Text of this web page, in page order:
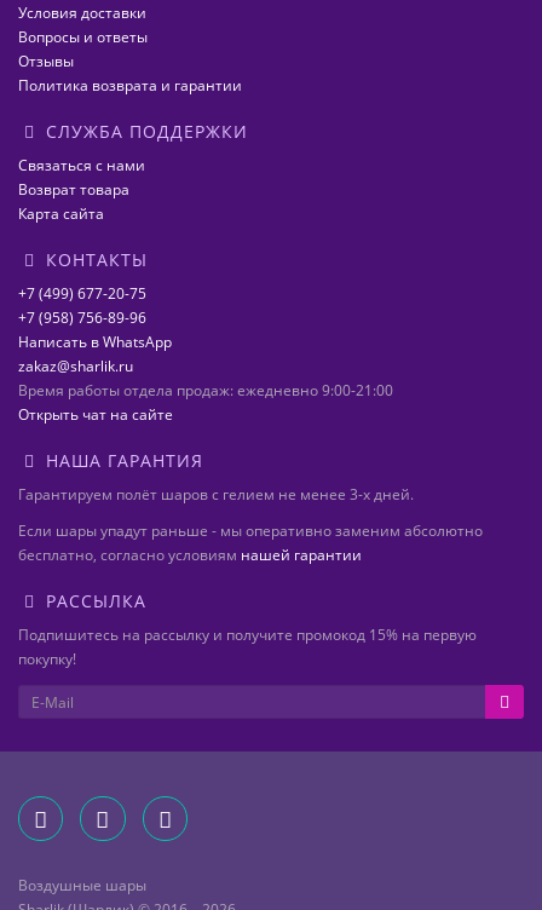
Условия доставки
Вопросы и ответы
Отзывы
Политика возврата и гарантии
СЛУЖБА ПОДДЕРЖКИ
Связаться с нами
Возврат товара
Карта сайта
КОНТАКТЫ
+7 (499) 677-20-75
+7 (958) 756-89-96
Написать в WhatsApp
zakaz@sharlik.ru
Время работы отдела продаж: ежедневно 9:00-21:00
Открыть чат на сайте
НАША ГАРАНТИЯ
Гарантируем полёт шаров с гелием не менее 3-х дней.
Если шары упадут раньше - мы оперативно заменим абсолютно
бесплатно, согласно условиям нашей гарантии
РАССЫЛКА
Подпишитесь на рассылку и получите промокод 15% на первую
покупку!
Воздушные шары